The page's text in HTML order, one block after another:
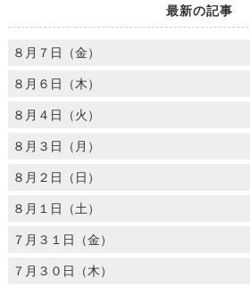
最新の記事
８月７日（金）
８月６日（木）
８月４日（火）
８月３日（月）
８月２日（日）
８月１日（土）
７月３１日（金）
７月３０日（木）